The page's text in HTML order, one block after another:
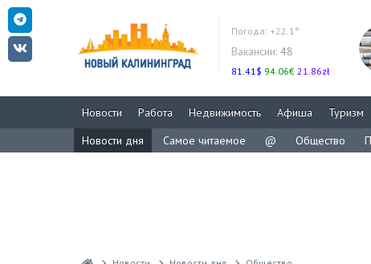
Погода: +22.1°
Вакансии: 48
81.41$ 94.06€ 21.86zł
Новости Работа Недвижимость Афиша Туризм
Новости дня
Самое читаемое @ Общество